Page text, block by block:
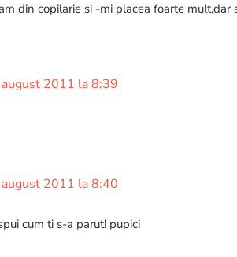
din copilarie si -mi placea foarte mult,dar
2011 la 8:39
2011 la 8:40
cum ti s-a parut! pupici